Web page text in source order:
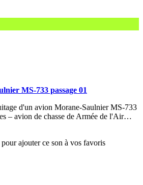
MS-733 passage 01
d'un avion Morane-Saulnier MS-733
– avion de chasse de Armée de l'Air…